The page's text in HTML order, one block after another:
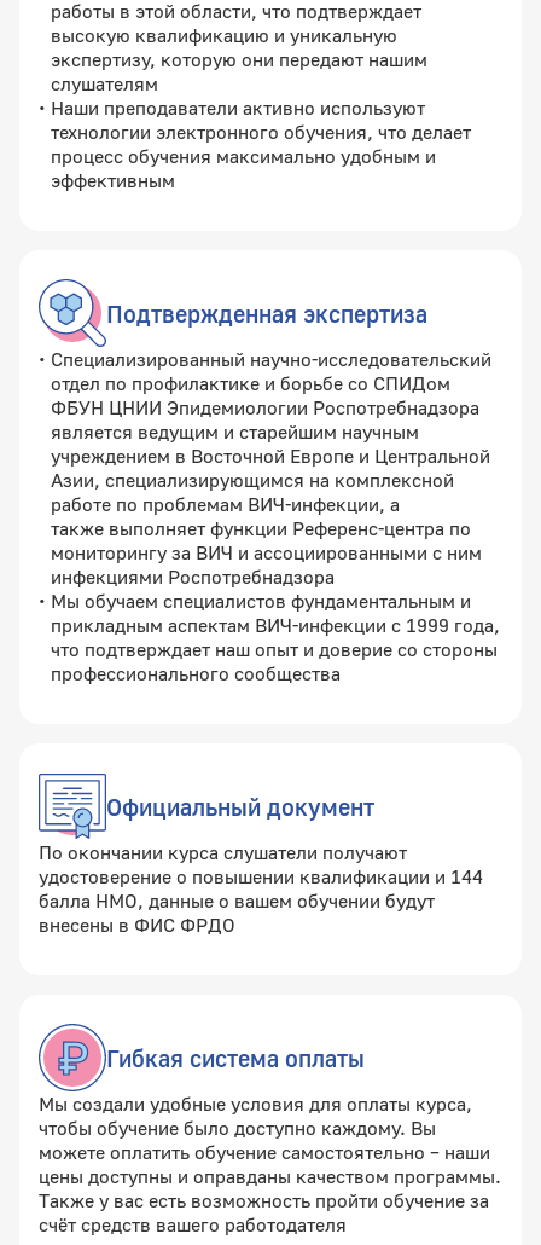
работы в этой области, что подтверждает
высокую квалификацию и уникальную
экспертизу, которую они передают нашим
слушателям
Наши преподаватели активно используют
технологии электронного обучения, что делает
процесс обучения максимально удобным и
эффективным
Подтвержденная экспертиза
Специализированный научно-исследовательский
отдел по профилактике и борьбе со СПИДом
ФБУН ЦНИИ Эпидемиологии Роспотребнадзора
является ведущим и старейшим научным
учреждением в Восточной Европе и Центральной
Азии, специализирующимся на комплексной
работе по проблемам ВИЧ-инфекции, а
также выполняет функции Референс-центра по
мониторингу за ВИЧ и ассоциированными с ним
инфекциями Роспотребнадзора
Мы обучаем специалистов фундаментальным и
прикладным аспектам ВИЧ-инфекции с 1999 года,
что подтверждает наш опыт и доверие со стороны
профессионального сообщества
Официальный документ
По окончании курса слушатели получают
удостоверение о повышении квалификации и 144
балла НМО, данные о вашем обучении будут
внесены в ФИС ФРДО
Гибкая система оплаты
Мы создали удобные условия для оплаты курса,
чтобы обучение было доступно каждому. Вы
можете оплатить обучение самостоятельно – наши
цены доступны и оправданы качеством программы.
Также у вас есть возможность пройти обучение за
счёт средств вашего работодателя